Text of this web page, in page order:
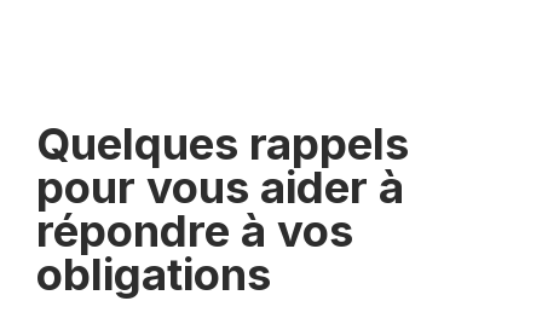
Quelques rappels
pour vous aider à
répondre à vos
obligations